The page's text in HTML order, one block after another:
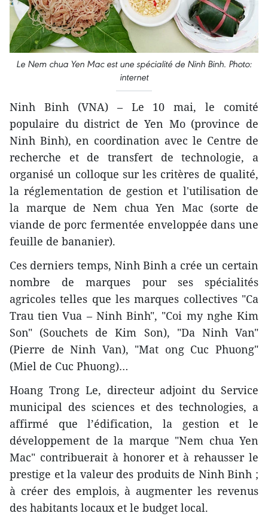
Le Nem chua Yen Mac est une spécialité de Ninh Binh. Photo:
internet
Ninh Binh (VNA) – Le 10 mai, le comité
populaire du district de Yen Mo (province de
Ninh Binh), en coordination avec le Centre de
recherche et de transfert de technologie, a
organisé un colloque sur les critères de qualité,
la réglementation de gestion et l'utilisation de
la marque de Nem chua Yen Mac (sorte de
viande de porc fermentée enveloppée dans une
feuille de bananier).
Ces derniers temps, Ninh Binh a crée un certain
nombre de marques pour ses spécialités
agricoles telles que les marques collectives "Ca
Trau tien Vua – Ninh Binh", "Coi my nghe Kim
Son" (Souchets de Kim Son), "Da Ninh Van"
(Pierre de Ninh Van), "Mat ong Cuc Phuong"
(Miel de Cuc Phuong)…
Hoang Trong Le, directeur adjoint du Service
municipal des sciences et des technologies, a
affirmé que l’édification, la gestion et le
développement de la marque "Nem chua Yen
Mac" contribuerait à honorer et à rehausser le
prestige et la valeur des produits de Ninh Binh ;
à créer des emplois, à augmenter les revenus
des habitants locaux et le budget local.